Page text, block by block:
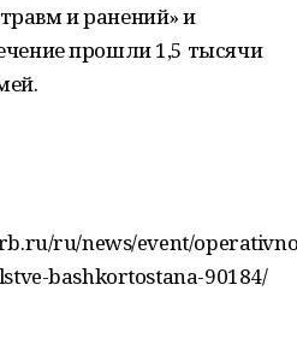
и ранений» и
прошли 1,5 тысячи
ru/news/event/
bashkortostana-90184/